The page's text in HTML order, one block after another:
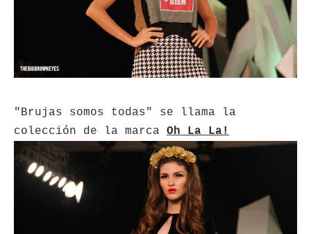
"Brujas somos todas" se llama la
colección de la marca Oh La La!